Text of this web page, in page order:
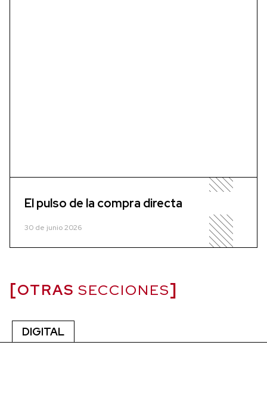
El pulso de la compra directa
30 de junio 2026
OTRAS SECCIONES
DIGITAL